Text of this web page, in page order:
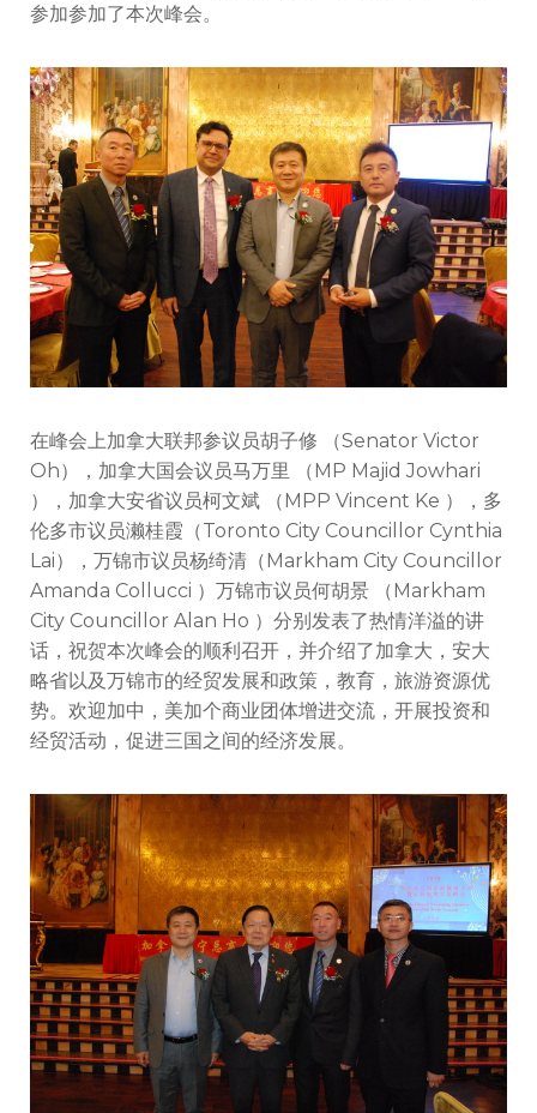
参加参加了本次峰会。
在峰会上加拿大联邦参议员胡子修 （Senator Victor
Oh），加拿大国会议员马万里 （MP Majid Jowhari
），加拿大安省议员柯文斌 （MPP Vincent Ke ），多
伦多市议员濑桂霞（Toronto City Councillor Cynthia
Lai），万锦市议员杨绮清（Markham City Councillor
Amanda Collucci ）万锦市议员何胡景 （Markham
City Councillor Alan Ho ）分别发表了热情洋溢的讲
话，祝贺本次峰会的顺利召开，并介绍了加拿大，安大
略省以及万锦市的经贸发展和政策，教育，旅游资源优
势。欢迎加中，美加个商业团体增进交流，开展投资和
经贸活动，促进三国之间的经济发展。